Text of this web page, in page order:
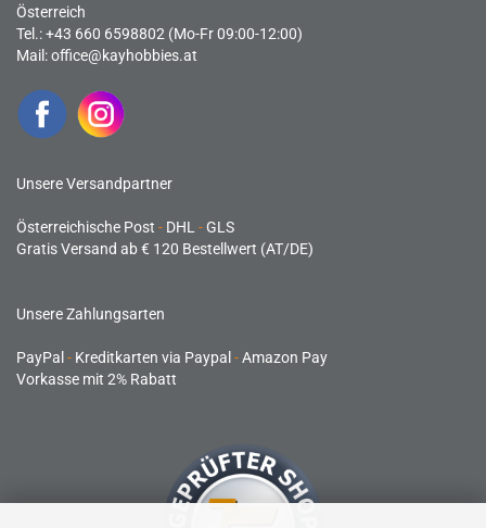
Österreich
Tel.: +43 660 6598802 (Mo-Fr 09:00-12:00)
Mail:office@kayhobbies.at
Unsere Versandpartner
Österreichische Post - DHL -GLS
Gratis Versand ab € 120 Bestellwert (AT/DE)
Unsere Zahlungsarten
PayPal - Kreditkarten via Paypal -Amazon Pay
Vorkasse mit 2% Rabatt